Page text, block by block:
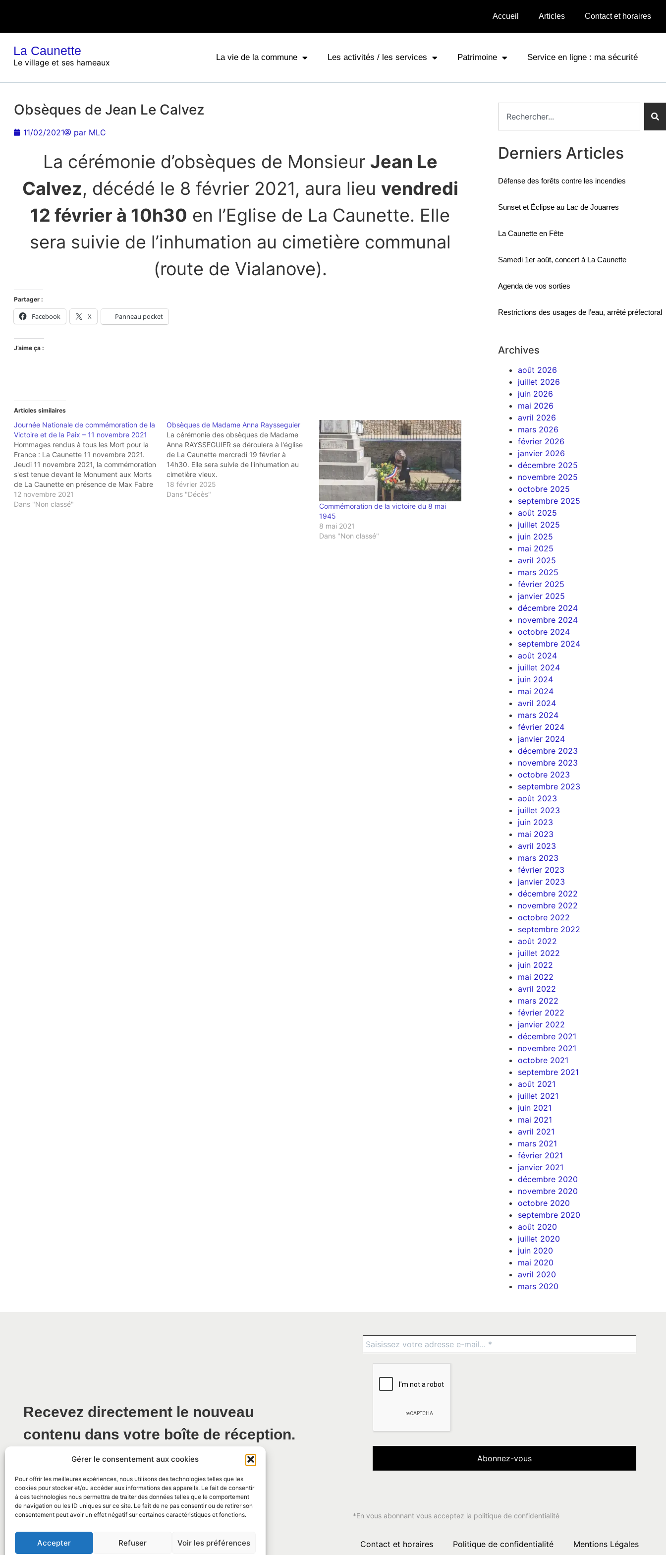
Gérer le consentement aux cookies
Pour offrir les meilleures expériences, nous utilisons des technologies telles que les
cookies pour stocker et/ou accéder aux informations des appareils. Le fait de consentir
à ces technologies nous permettra de traiter des données telles que le comportement
de navigation ou les ID uniques sur ce site. Le fait de ne pas consentir ou de retirer son
consentement peut avoir un effet négatif sur certaines caractéristiques et fonctions.
Accepter Refuser Voir les préférences
Accueil Articles Contact et horaires
La Caunette
Le village et ses hameaux
La vie de la commune Les activités / les services Patrimoine Service en ligne : ma sécurité
Obsèques de Jean Le Calvez
11/02/2021 par MLC
La cérémonie d’obsèques de Monsieur Jean Le
Calvez, décédé le 8 février 2021, aura lieu vendredi
12 février à 10h30 en l’Eglise de La Caunette. Elle
sera suivie de l’inhumation au cimetière communal
(route de Vialanove).
Partager :
Facebook X Panneau pocket
J’aime ça :
Articles similaires
Journée Nationale de commémoration de la
Victoire et de la Paix – 11 novembre 2021
Hommages rendus à tous les Mort pour la
France : La Caunette 11 novembre 2021.
Jeudi 11 novembre 2021, la commémoration
s'est tenue devant le Monument aux Morts
de La Caunette en présence de Max Fabre
maire de la commune, d'élus, d'anciens
combattants, et de caunettois. Elle s'est
12 novembre 2021
Dans "Non classé"
Obsèques de Madame Anna Raysseguier
La cérémonie des obsèques de Madame
Anna RAYSSEGUIER se déroulera à l'église
de La Caunette mercredi 19 février à
14h30. Elle sera suivie de l'inhumation au
cimetière vieux.
18 février 2025
Dans "Décès"
Commémoration de la victoire du 8 mai
1945
8 mai 2021
Dans "Non classé"
Derniers Articles
Défense des forêts contre les incendies
Sunset et Éclipse au Lac de Jouarres
La Caunette en Fête
Samedi 1er août, concert à La Caunette
Agenda de vos sorties
Restrictions des usages de l’eau, arrêté préfectoral
Archives
août 2026
juillet 2026
juin 2026
mai 2026
avril 2026
mars 2026
février 2026
janvier 2026
décembre 2025
novembre 2025
octobre 2025
septembre 2025
août 2025
juillet 2025
juin 2025
mai 2025
avril 2025
mars 2025
février 2025
janvier 2025
décembre 2024
novembre 2024
octobre 2024
septembre 2024
août 2024
juillet 2024
juin 2024
mai 2024
avril 2024
mars 2024
février 2024
janvier 2024
décembre 2023
novembre 2023
octobre 2023
septembre 2023
août 2023
juillet 2023
juin 2023
mai 2023
avril 2023
mars 2023
février 2023
janvier 2023
décembre 2022
novembre 2022
octobre 2022
septembre 2022
août 2022
juillet 2022
juin 2022
mai 2022
avril 2022
mars 2022
février 2022
janvier 2022
décembre 2021
novembre 2021
octobre 2021
septembre 2021
août 2021
juillet 2021
juin 2021
mai 2021
avril 2021
mars 2021
février 2021
janvier 2021
décembre 2020
novembre 2020
octobre 2020
septembre 2020
août 2020
juillet 2020
juin 2020
mai 2020
avril 2020
mars 2020
Recevez directement le nouveau
contenu dans votre boîte de réception.
*En vous abonnant vous acceptez la politique de confidentialité
Contact et horaires Politique de confidentialité Mentions Légales